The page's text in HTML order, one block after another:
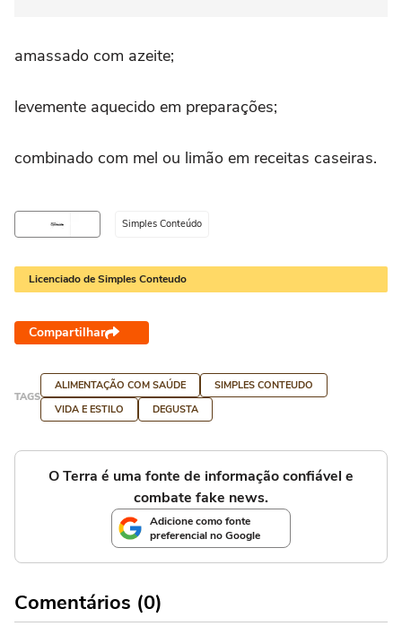
amassado com azeite;
levemente aquecido em preparações;
combinado com mel ou limão em receitas caseiras.
Simples Conteúdo
Licenciado de Simples Conteudo
Compartilhar
TAGS
ALIMENTAÇÃO COM SAÚDE
SIMPLES CONTEUDO
VIDA E ESTILO
DEGUSTA
O Terra é uma fonte de informação confiável e
combate fake news.
Adicione como fonte
preferencial no Google
Comentários (0)